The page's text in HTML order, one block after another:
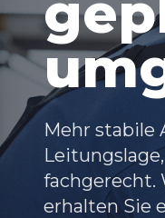
Mehr stabile
fachgerecht.
erhalten Sie